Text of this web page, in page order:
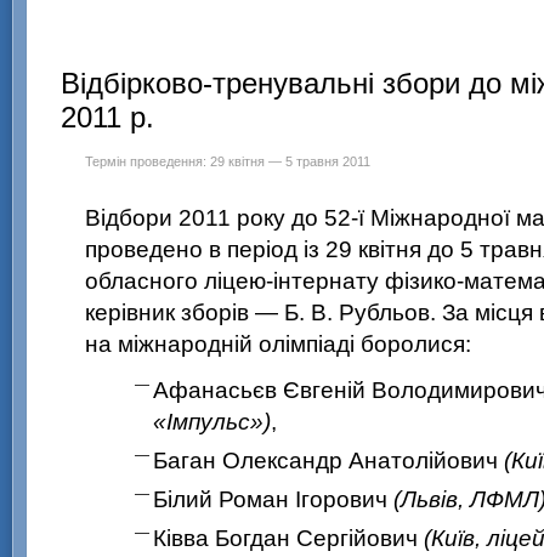
Відбірково-тренувальні збори до
2011 р.
Термін проведення: 29 квітня — 5 травня 2011
Відбори 2011 року до 52-ї Міжнародної
проведено в період із 29 квітня до 5
обласного ліцею-інтернату фізико-
керівник зборів — Б. В. Рубльов. За місця
на міжнародній олімпіаді боролися:
Афанасьєв Євгеній
«Імпульс»),
Баган Олександр Анатолійович
Білий Роман Ігорович (Львів,
Ківва Богдан Сергійович (Київ,